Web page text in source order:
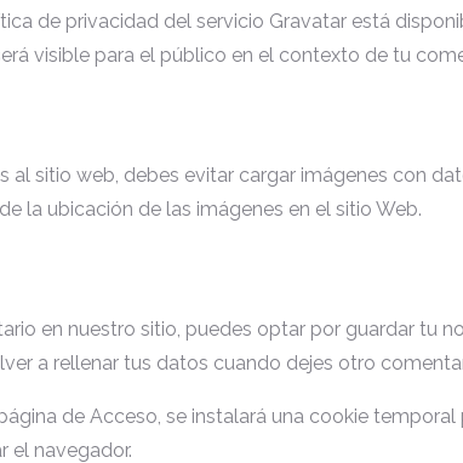
de privacidad del servicio Gravatar está
visible para el público en el contexto de tu
al sitio web, debes evitar cargar imágenes con
la ubicación de las imágenes en el sitio Web.
en nuestro sitio, puedes optar por guardar tu
a rellenar tus datos cuando dejes otro
de Acceso, se instalará una cookie
el navegador.